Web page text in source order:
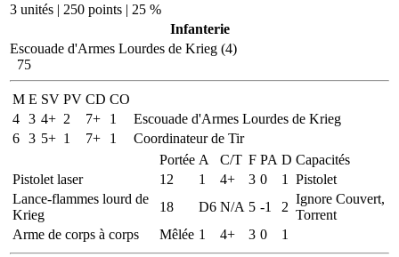
3 unités | 250 points | 25 %
Infanterie
Escouade d'Armes Lourdes de Krieg (4)
75
M E SV PV CD CO
4 3 4+ 2 7+ 1
Escouade d'Armes Lourdes de Krieg
6 3 5+ 1 7+ 1
Coordinateur de Tir
Portée A C/T F PA D Capacités
Pistolet laser
12 1 4+ 3 0 1
Pistolet
Lance-flammes lourd de
Krieg
18 D6 N/A 5 -1 2
Ignore Couvert,
Torrent
Arme de corps à corps
Mêlée 1 4+ 3 0 1